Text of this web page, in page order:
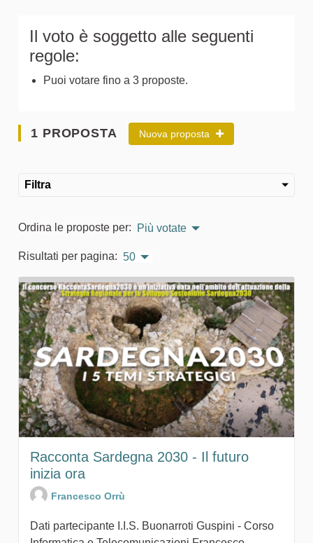
Il voto è soggetto alle seguenti
regole:
Puoi votare fino a 3 proposte.
1 PROPOSTA Nuova proposta
Filtra
Ordina le proposte per: Più votate
Risultati per pagina: 50
Racconta Sardegna 2030 - Il futuro
inizia ora
Francesco Orrù
Dati partecipante I.I.S. Buonarroti Guspini - Corso